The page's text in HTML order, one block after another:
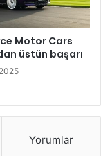
Motor Cars
üstün başarı
Yorumlar